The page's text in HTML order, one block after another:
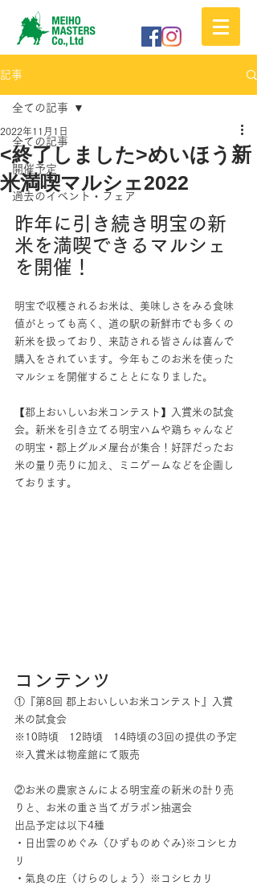
記事
全ての記事
開催予定
過去のイベント・フェア
全ての記事
<終了しました>めいほう新
米満喫マルシェ2022
2022年11月1日
昨年に引き続き明宝の新
米を満喫できるマルシェ
を開催！
明宝で収穫されるお米は、美味しさをみる食味
値がとっても高く、道の駅の新鮮市でも多くの
新米を扱っており、来訪される皆さんは喜んで
購入をされています。今年もこのお米を使った
マルシェを開催することとになりました。
【郡上おいしいお米コンテスト】入賞米の試食
会。新米を引き立てる明宝ハムや鶏ちゃんなど
の明宝・郡上グルメ屋台が集合！好評だったお
米の量り売りに加え、ミニゲームなどを企画し
ております。
コンテンツ
①『第8回 郡上おいしいお米コンテスト』入賞
米の試食会
※10時頃　12時頃　14時頃の3回の提供の予定
※入賞米は物産館にて販売
②お米の農家さんによる明宝産の新米の計り売
りと、お米の重さ当てガラポン抽選会
出品予定は以下4種
・日出雲のめぐみ（ひずものめぐみ)※コシヒカ
リ
・氣良の庄（けらのしょう）※コシヒカリ